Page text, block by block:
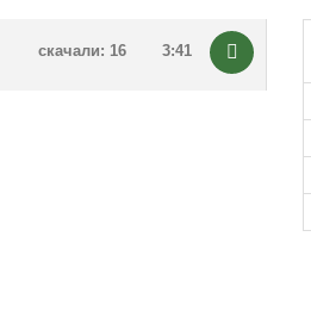
3:41
скачали: 16